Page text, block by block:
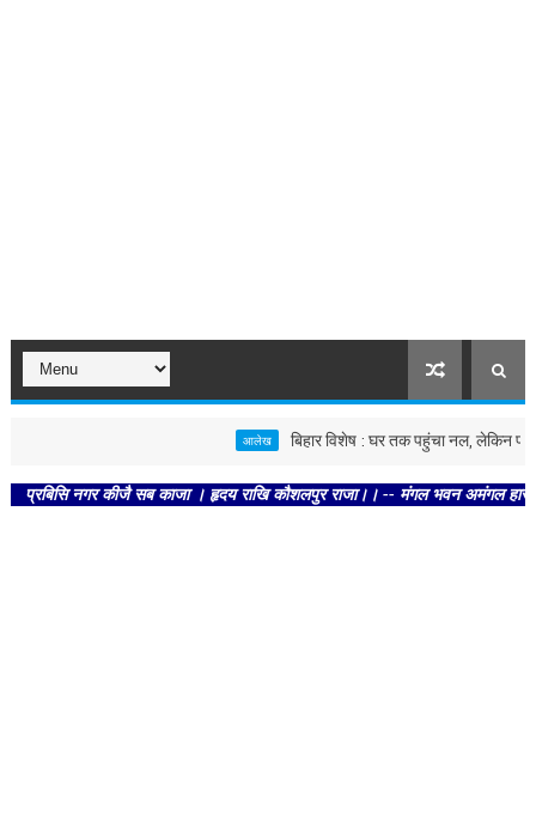
बिहार विशेष : घर तक पहुंचा नल, लेकिन पानी की
नगर कीजै सब काजा । हृदय राखि कौशलपुर राजा।। -- मंगल भवन अमंगल हारी।